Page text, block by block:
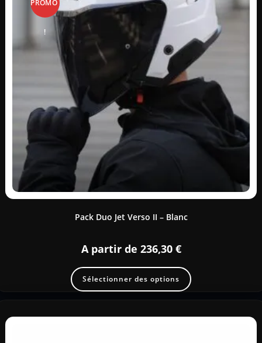
PROMO
!
Pack Duo Jet Verso II – Blanc
A partir de 236,30 €
Sélectionner des options